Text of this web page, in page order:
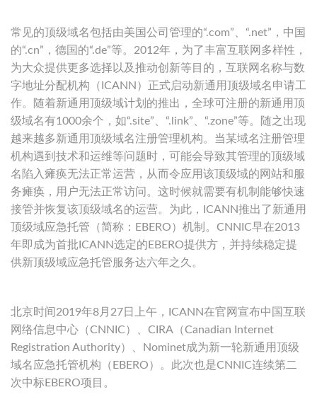
常见的顶级域名包括由美国公司管理的“.com”、“.net”，中国
的“.cn”，德国的“.de”等。2012年，为了丰富互联网多样性，
为大众提供更多选择以及推动创新等目的，互联网名称与数
字地址分配机构（ICANN）正式启动新通用顶级域名申请工
作。随着新通用顶级域计划的推出，全球可注册的新通用顶
级域名有1000余个，如“.site”、“.link”、“.zone”等。随之出现
越来越多新通用顶级域名注册管理机构。当某域名注册管理
机构遇到技术和运维等问题时，可能会导致其管理的顶级域
名陷入瘫痪无法正常运营，从而令应用该顶级域的网站和服
务瘫痪，用户无法正常访问。这时候就需要有机制能够快速
接管并恢复该顶级域名的运营。为此，ICANN推出了新通用
顶级域应急托管（简称：EBERO）机制。CNNIC早在2013
年即成为首批ICANN选定的EBERO提供方，并持续稳定提
供新顶级域应急托管服务达六年之久。
北京时间2019年8月27日上午，ICANN在官网宣布中国互联
网络信息中心（CNNIC）、CIRA（Canadian Internet
Registration Authority）、Nominet成为新一轮新通用顶级
域名应急托管机构（EBERO）。此次也是CNNIC连续第二
次中标EBERO项目。